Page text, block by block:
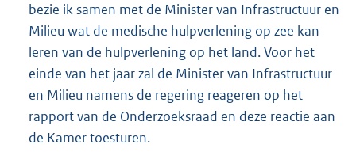
bezie ik samen met de Minister van Infrastructuur en
Milieu wat de medische hulpverlening op zee kan
leren van de hulpverlening op het land. Voor het
einde van het jaar zal de Minister van Infrastructuur
en Milieu namens de regering reageren op het
rapport van de Onderzoeksraad en deze reactie aan
de Kamer toesturen.